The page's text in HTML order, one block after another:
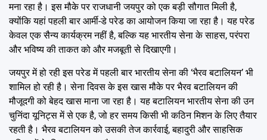
मना रहा है। इस मौके पर राजधानी जयपुर को एक बड़ी सौगात मिली है,
क्योंकि यहां पहली बार आर्मी-डे परेड का आयोजन किया जा रहा है। यह परेड
केवल एक सैन्य कार्यक्रम नहीं है, बल्कि यह भारतीय सेना के साहस, परंपरा
और भविष्य की ताकत को और मजबूती से दिखाएगी।
जयपुर में हो रही इस परेड में पहली बार भारतीय सेना की ‘भैरव बटालियन’ भी
शामिल हो रही है। सेना दिवस के इस खास मौके पर भैरव बटालियन की
मौजूदगी को बेहद खास माना जा रहा है। यह बटालियन भारतीय सेना की उन
चुनिंदा यूनिट्स में से एक है, जो हर समय किसी भी कठिन मिशन के लिए तैयार
रहती है। भैरव बटालियन को उसकी तेज कार्रवाई, बहादुरी और साहसिक